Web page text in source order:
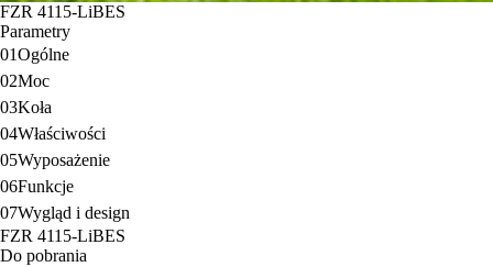
FZR 4115-LiBES
Parametry
01Ogólne
02Moc
03Koła
04Właściwości
05Wyposażenie
06Funkcje
07Wygląd i design
FZR 4115-LiBES
Do pobrania